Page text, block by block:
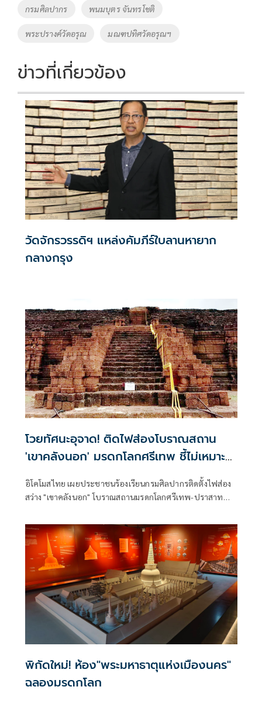
o
o
k
Li
k
Tags
กรมศิลปากร พนมบุตร จันทรโชติ
พระปรางค์วัดอรุณ มณฑปทิศวัดอรุณฯ
ข่าวที่เกี่ยวข้อง
วัดจักรวรรดิฯ แหล่งคัมภีร์ใบลานหายาก
กลางกรุง
โวยทัศนะอุจาด! ติดไฟส่องโบราณสถาน
'เขาคลังนอก' มรดกโลกศรีเทพ ชี้ไม่เหมาะ
อิโคโมสไทย เผยประชาชนร้องเรียนกรมศิลปากรติดตั้งไฟส่อง
สว่าง "เขาคลังนอก" โบราณสถานมรดกโลกศรีเทพ-ปราสาท
เวท” ร่อนหนังสือถึงนายกฯ - รมว.วัฒนธรรม ห่วงกระทบทำ
เสนอขึ้นทะเบียน “ปราสาทเมืองต่ำ” เป็นมรดกโลก
พิกัดใหม่! ห้อง"พระมหาธาตุแห่งเมืองนคร"
ฉลองมรดกโลก